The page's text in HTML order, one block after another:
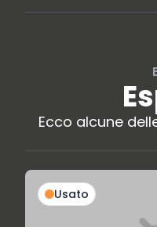
Ecco alcune
Usato